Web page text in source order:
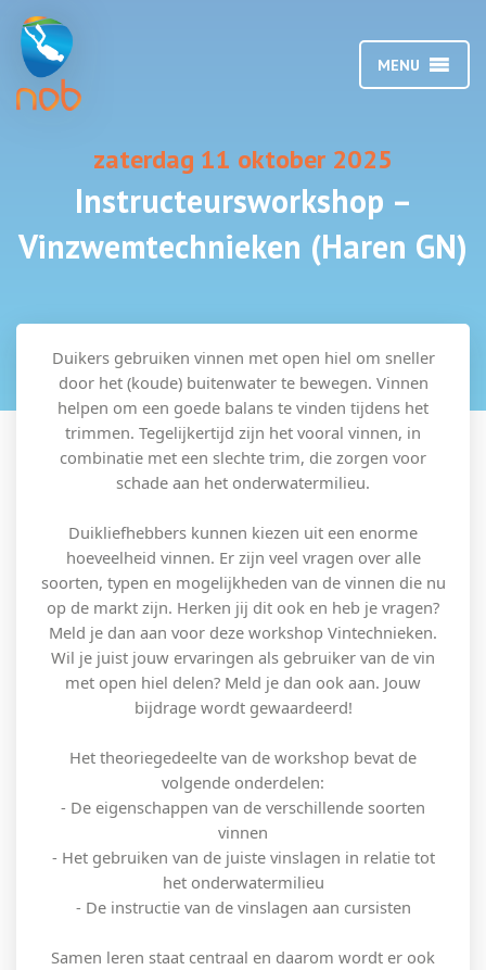
MENU
zaterdag 11 oktober 2025
Instructeursworkshop –
Vinzwemtechnieken (Haren GN)
Duikers gebruiken vinnen met open hiel om sneller
door het (koude) buitenwater te bewegen. Vinnen
helpen om een goede balans te vinden tijdens het
trimmen. Tegelijkertijd zijn het vooral vinnen, in
combinatie met een slechte trim, die zorgen voor
schade aan het onderwatermilieu.
Duikliefhebbers kunnen kiezen uit een enorme
hoeveelheid vinnen. Er zijn veel vragen over alle
soorten, typen en mogelijkheden van de vinnen die nu
op de markt zijn. Herken jij dit ook en heb je vragen?
Meld je dan aan voor deze workshop Vintechnieken.
Wil je juist jouw ervaringen als gebruiker van de vin
met open hiel delen? Meld je dan ook aan. Jouw
bijdrage wordt gewaardeerd!
Het theoriegedeelte van de workshop bevat de
volgende onderdelen:
- De eigenschappen van de verschillende soorten
vinnen
- Het gebruiken van de juiste vinslagen in relatie tot
het onderwatermilieu
- De instructie van de vinslagen aan cursisten
Samen leren staat centraal en daarom wordt er ook